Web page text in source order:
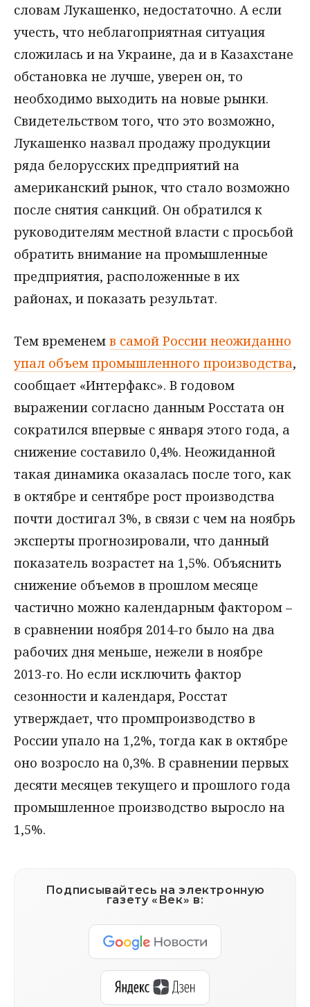
словам Лукашенко, недостаточно. А если
учесть, что неблагоприятная ситуация
сложилась и на Украине, да и в Казахстане
обстановка не лучше, уверен он, то
необходимо выходить на новые рынки.
Свидетельством того, что это возможно,
Лукашенко назвал продажу продукции
ряда белорусских предприятий на
американский рынок, что стало возможно
после снятия санкций. Он обратился к
руководителям местной власти с просьбой
обратить внимание на промышленные
предприятия, расположенные в их
районах, и показать результат.
Тем временем в самой России неожиданно
упал объем промышленного производства,
сообщает «Интерфакс». В годовом
выражении согласно данным Росстата он
сократился впервые с января этого года, а
снижение составило 0,4%. Неожиданной
такая динамика оказалась после того, как
в октябре и сентябре рост производства
почти достигал 3%, в связи с чем на ноябрь
эксперты прогнозировали, что данный
показатель возрастет на 1,5%. Объяснить
снижение объемов в прошлом месяце
частично можно календарным фактором –
в сравнении ноября 2014-го было на два
рабочих дня меньше, нежели в ноябре
2013-го. Но если исключить фактор
сезонности и календаря, Росстат
утверждает, что промпроизводство в
России упало на 1,2%, тогда как в октябре
оно возросло на 0,3%. В сравнении первых
десяти месяцев текущего и прошлого года
промышленное производство выросло на
1,5%.
Подписывайтесь на электронную
газету «Век» в: